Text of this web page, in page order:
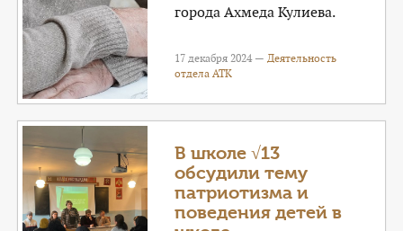
города Ахмеда Кулиева.
17 декабря 2024 —Деятельность
отдела АТК
В школе √13
обсудили тему
патриотизма и
поведения детей в